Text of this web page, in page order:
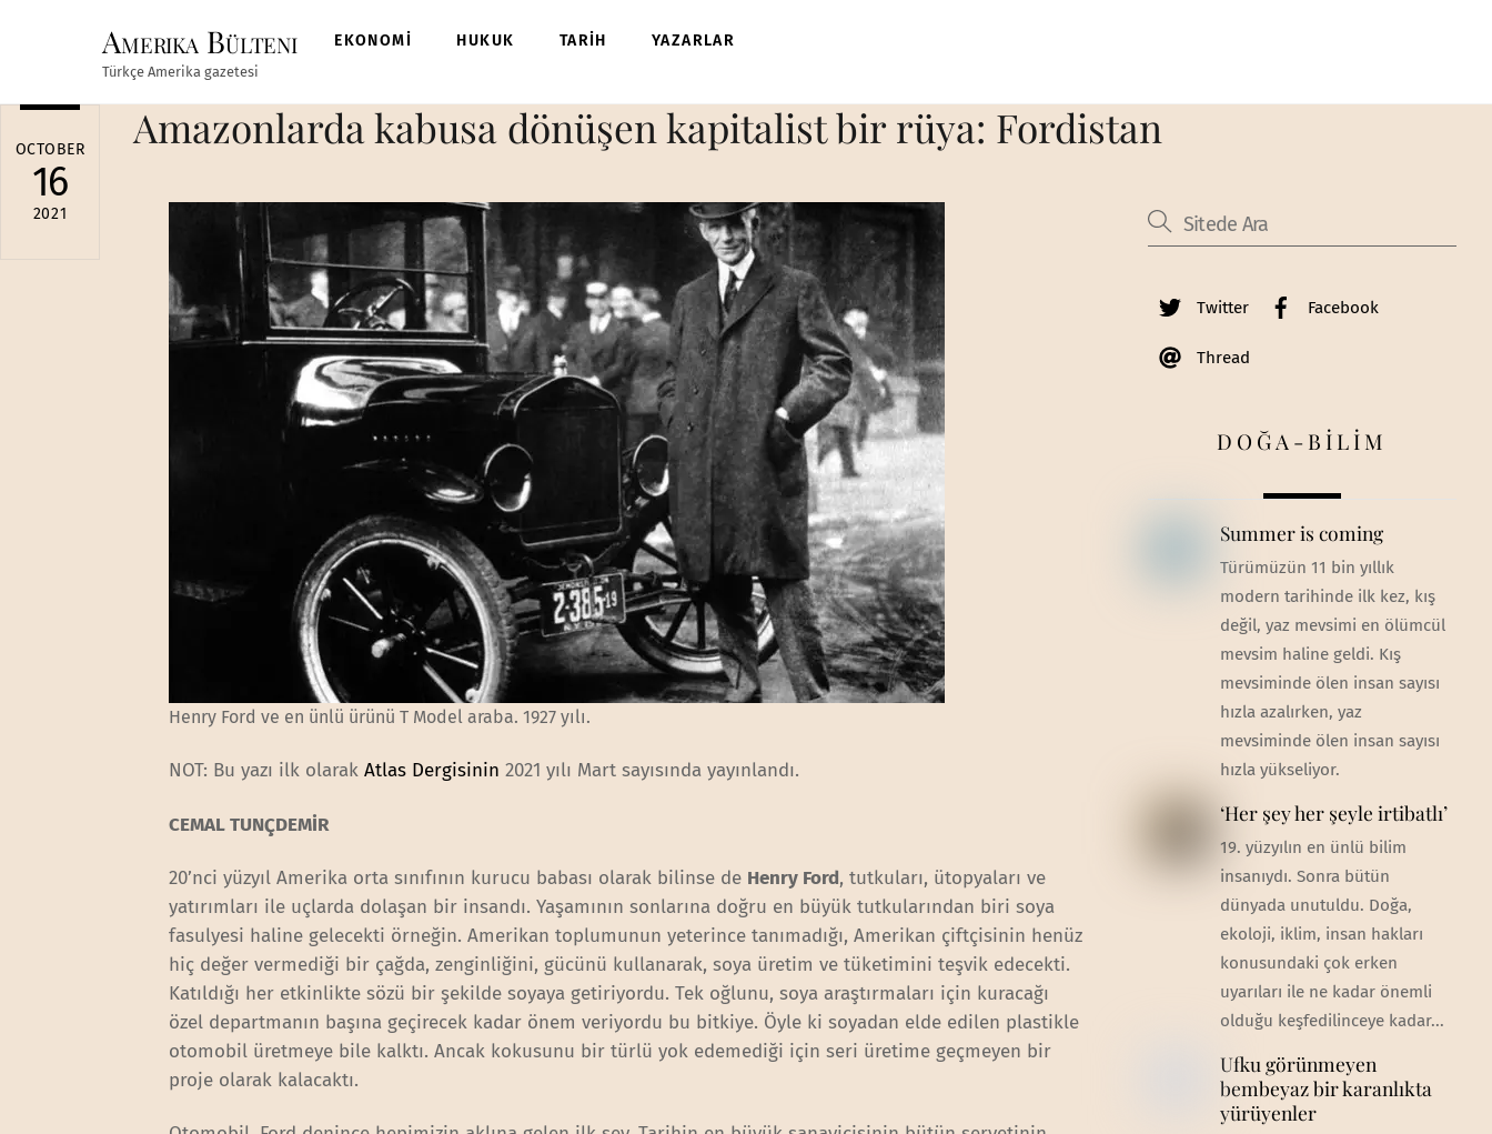
Amerika Bülteni
Türkçe Amerika gazetesi
EKONOMİ HUKUK TARİH YAZARLAR
OCTOBER
16
2021
Amazonlarda kabusa dönüşen kapitalist bir rüya: Fordistan
Henry Ford ve en ünlü ürünü T Model araba. 1927 yılı.
NOT: Bu yazı ilk olarakAtlas Dergisinin 2021 yılı Mart sayısında yayınlandı.
CEMAL TUNÇDEMİR
20’nci yüzyıl Amerika orta sınıfının kurucu babası olarak bilinse de Henry Ford, tutkuları, ütopyaları ve
yatırımları ile uçlarda dolaşan bir insandı. Yaşamının sonlarına doğru en büyük tutkularından biri soya
fasulyesi haline gelecekti örneğin. Amerikan toplumunun yeterince tanımadığı, Amerikan çiftçisinin henüz
hiç değer vermediği bir çağda, zenginliğini, gücünü kullanarak, soya üretim ve tüketimini teşvik edecekti.
Katıldığı her etkinlikte sözü bir şekilde soyaya getiriyordu. Tek oğlunu, soya araştırmaları için kuracağı
özel departmanın başına geçirecek kadar önem veriyordu bu bitkiye. Öyle ki soyadan elde edilen plastikle
otomobil üretmeye bile kalktı. Ancak kokusunu bir türlü yok edemediği için seri üretime geçmeyen bir
proje olarak kalacaktı.
Twitter Facebook
Thread
DOĞA-BİLİM
Summer is coming
Türümüzün 11 bin yıllık
modern tarihinde ilk kez, kış
değil, yaz mevsimi en ölümcül
mevsim haline geldi. Kış
mevsiminde ölen insan sayısı
hızla azalırken, yaz
mevsiminde ölen insan sayısı
hızla yükseliyor.
‘Her şey her şeyle irtibatlı’
19. yüzyılın en ünlü bilim
insanıydı. Sonra bütün
dünyada unutuldu. Doğa,
ekoloji, iklim, insan hakları
konusundaki çok erken
uyarıları ile ne kadar önemli
olduğu keşfedilinceye kadar...
Ufku görünmeyen
bembeyaz bir karanlıkta
yürüyenler